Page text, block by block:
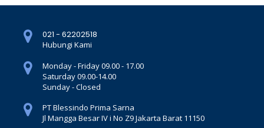
021 - 62202518
Hubungi Kami
Monday - Friday 09.00 - 17.00
Saturday 09.00-14.00
Sunday - Closed
PT Blessindo Prima Sarna
Jl Mangga Besar IV i No Z9 Jakarta Barat 11150